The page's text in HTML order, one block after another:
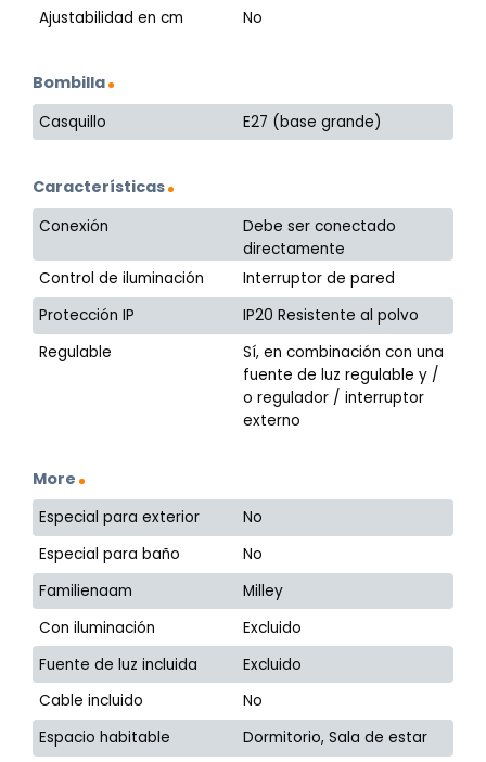
Ajustabilidad en cm
No
Bombilla
Casquillo E27 (base grande)
Características
Conexión
Debe ser conectado
directamente
Control de iluminación
Interruptor de pared
Protección IP
IP20 Resistente al polvo
Regulable
Sí, en combinación con una
fuente de luz regulable y /
o regulador / interruptor
externo
More
Especial para exterior
No
Especial para baño
No
Familienaam
Milley
Con iluminación
Excluido
Fuente de luz incluida
Excluido
Cable incluido
No
Espacio habitable
Dormitorio, Sala de estar